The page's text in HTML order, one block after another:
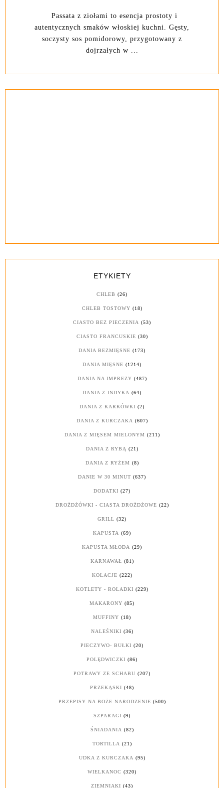
Passata z ziołami to esencja prostoty i
autentycznych smaków włoskiej kuchni. Gęsty,
soczysty sos pomidorowy, przygotowany z
dojrzałych w ...
ETYKIETY
CHLEB (26)
CHLEB TOSTOWY (18)
CIASTO BEZ PIECZENIA (53)
CIASTO FRANCUSKIE (30)
DANIA BEZMIĘSNE (173)
DANIA MIĘSNE (1214)
DANIA NA IMPREZY (487)
DANIA Z INDYKA (64)
DANIA Z KARKÓWKI (2)
DANIA Z KURCZAKA (607)
DANIA Z MIĘSEM MIELONYM (211)
DANIA Z RYBĄ (21)
DANIA Z RYŻEM (8)
DANIE W 30 MINUT (637)
DODATKI (27)
DROŻDŻÓWKI - CIASTA DROŻDŻOWE (22)
GRILL (32)
KAPUSTA (69)
KAPUSTA MŁODA (29)
KARNAWAŁ (81)
KOLACJE (222)
KOTLETY - ROLADKI (229)
MAKARONY (85)
MUFFINY (18)
NALEŚNIKI (36)
PIECZYWO- BUŁKI (20)
POLĘDWICZKI (86)
POTRAWY ZE SCHABU (207)
PRZEKĄSKI (48)
PRZEPISY NA BOŻE NARODZENIE (500)
SZPARAGI (9)
ŚNIADANIA (82)
TORTILLA (21)
UDKA Z KURCZAKA (95)
WIELKANOC (320)
ZIEMNIAKI (43)